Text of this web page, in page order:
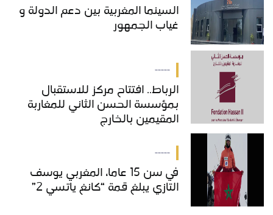
السينما المغربية بين دعم الدولة و
غياب الجمهور
-----
الرباط.. افتتاح مركز للاستقبال
بمؤسسة الحسن الثاني للمغاربة
المقيمين بالخارج
-----
في سن 15 عاما، المغربي يوسف
التازي يبلغ قمة “كانغ ياتسي 2”